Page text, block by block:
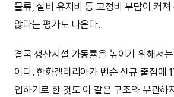
물류, 설비 유지비 등 고정비 부담이 커져
않다는 평가도 나온다.
결국 생산시설 가동률을 높이기 위해서
이다. 한화갤러리아가 벤슨 신규 출점에
입하기로 한 것도 이 같은 구조와 무관하